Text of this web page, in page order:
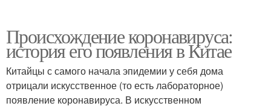
Происхождение коронавируса:
история его появления в Китае
Китайцы с самого начала эпидемии у себя дома
отрицали искусственное (то есть лабораторное)
появление коронавируса. В искусственном